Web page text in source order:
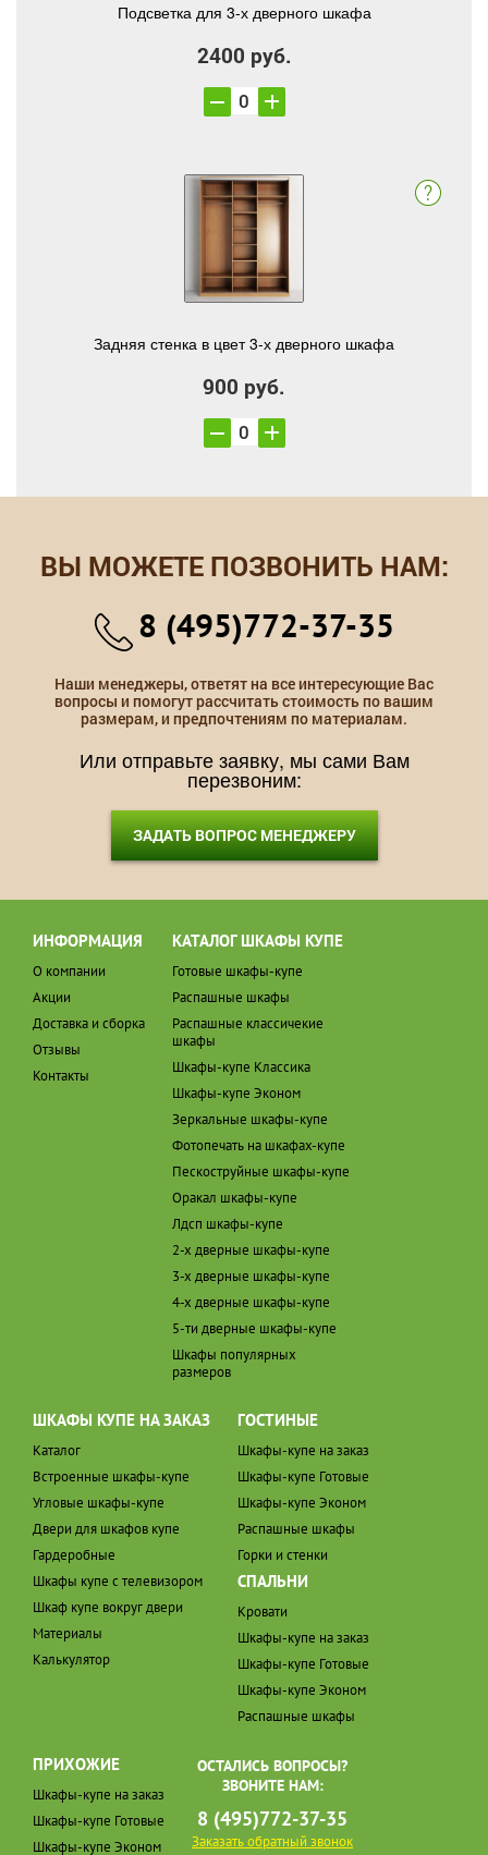
Подсветка для 3-х дверного шкафа
2400 руб.
Задняя стенка в цвет 3-х дверного шкафа
900 руб.
ВЫ МОЖЕТЕ ПОЗВОНИТЬ НАМ:
8 (495)772-37-35
Наши менеджеры, ответят на все интересующие Вас
вопросы и помогут рассчитать стоимость по вашим
размерам, и предпочтениям по материалам.
Или отправьте заявку, мы сами Вам
перезвоним:
ЗАДАТЬ ВОПРОС МЕНЕДЖЕРУ
ИНФОРМАЦИЯ
О компании
Акции
Доставка и сборка
Отзывы
Контакты
КАТАЛОГ ШКАФЫ КУПЕ
Готовые шкафы-купе
Распашные шкафы
Распашные классичекие
шкафы
Шкафы-купе Классика
Шкафы-купе Эконом
Зеркальные шкафы-купе
Фотопечать на шкафах-купе
Пескоструйные шкафы-купе
Оракал шкафы-купе
Лдсп шкафы-купе
2-х дверные шкафы-купе
3-х дверные шкафы-купе
4-х дверные шкафы-купе
5-ти дверные шкафы-купе
Шкафы популярных
размеров
ШКАФЫ КУПЕ НА ЗАКАЗ
Каталог
Встроенные шкафы-купе
Угловые шкафы-купе
Двери для шкафов купе
Гардеробные
Шкафы купе с телевизором
Шкаф купе вокруг двери
Материалы
Калькулятор
ГОСТИНЫЕ
Шкафы-купе на заказ
Шкафы-купе Готовые
Шкафы-купе Эконом
Распашные шкафы
Горки и стенки
СПАЛЬНИ
Кровати
Шкафы-купе на заказ
Шкафы-купе Готовые
Шкафы-купе Эконом
Распашные шкафы
ПРИХОЖИЕ
Шкафы-купе на заказ
Шкафы-купе Готовые
Шкафы-купе Эконом
ОСТАЛИСЬ ВОПРОСЫ?
ЗВОНИТЕ НАМ:
8 (495)772-37-35
Заказать обратный звонок